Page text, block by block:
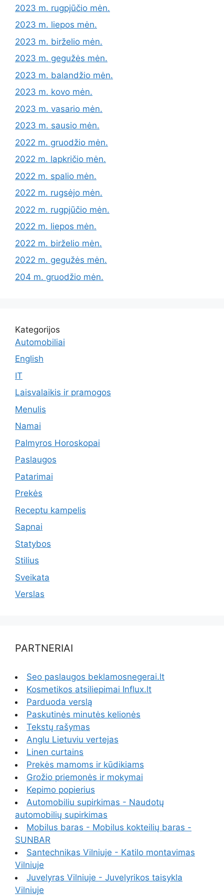
2023 m. rugpjūčio mėn.
2023 m. liepos mėn.
2023 m. birželio mėn.
2023 m. gegužės mėn.
2023 m. balandžio mėn.
2023 m. kovo mėn.
2023 m. vasario mėn.
2023 m. sausio mėn.
2022 m. gruodžio mėn.
2022 m. lapkričio mėn.
2022 m. spalio mėn.
2022 m. rugsėjo mėn.
2022 m. rugpjūčio mėn.
2022 m. liepos mėn.
2022 m. birželio mėn.
2022 m. gegužės mėn.
204 m. gruodžio mėn.
Kategorijos
Automobiliai
English
IT
Laisvalaikis ir pramogos
Menulis
Namai
Palmyros Horoskopai
Paslaugos
Patarimai
Prekės
Receptu kampelis
Sapnai
Statybos
Stilius
Sveikata
Verslas
PARTNERIAI
Seo paslaugos beklamosnegerai.lt
Kosmetikos atsiliepimai Influx.lt
Parduoda verslą
Paskutinės minutės kelionės
Tekstų rašymas
Anglu Lietuviu vertejas
Linen curtains
Prekės mamoms ir kūdikiams
Grožio priemonės ir mokymai
Kepimo popierius
Automobiliu supirkimas - Naudotų
automobilių supirkimas
Mobilus baras - Mobilus kokteilių baras -
SUNBAR
Santechnikas Vilniuje - Katilo montavimas
Vilniuje
Juvelyras Vilniuje - Juvelyrikos taisykla
Vilniuje